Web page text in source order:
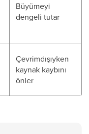
Büyümeyi
dengeli tutar
Çevrimdışıyken
kaynak kaybını
önler